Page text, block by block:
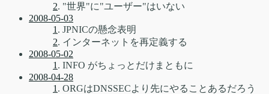
2. "世界"に"ユーザー"はいない
2008-05-03
1 . JPNICの懸念表明
2. インターネットを再定義する
2008-05-02
1 . INFO がちょっとだけまともに
2008-04-28
1 . ORGはDNSSECより先にやることあるだろう